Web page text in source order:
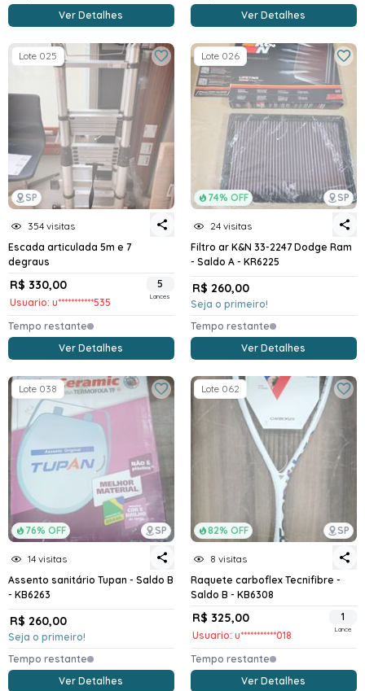
Ver Detalhes
Ver Detalhes
SP
Lote 025
354 visitas
Escada articulada 5m e 7
degraus
R$ 330,00
Usuario: u***********535
5
Lances
Tempo restante
Ver Detalhes
74% OFF SP
Lote 026
24 visitas
Filtro ar K&N 33-2247 Dodge Ram
- Saldo A - KR6225
R$ 260,00
Seja o primeiro!
Tempo restante
Ver Detalhes
76% OFF SP
Lote 038
14 visitas
Assento sanitário Tupan - Saldo B
- KB6263
R$ 260,00
Seja o primeiro!
Tempo restante
Ver Detalhes
82% OFF SP
Lote 062
8 visitas
Raquete carboflex Tecnifibre -
Saldo B - KB6308
R$ 325,00
Usuario: u***********018
1
Lance
Tempo restante
Ver Detalhes